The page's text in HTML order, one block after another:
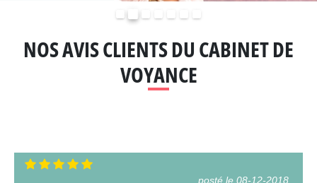
NOS AVIS CLIENTS DU CABINET DE
VOYANCE
posté le 08-12-2018